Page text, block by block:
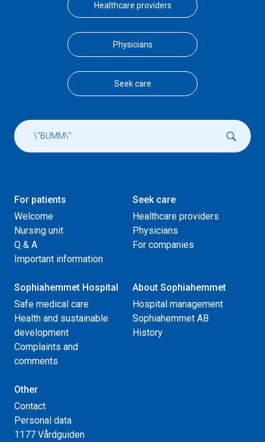
Healthcare providers
Physicians
Seek care
For patients
Welcome
Nursing unit
Q & A
Important information
Seek care
Healthcare providers
Physicians
For companies
Sophiahemmet Hospital
Safe medical care
Health and sustainable
development
Complaints and
comments
About Sophiahemmet
Hospital management
Sophiahemmet AB
History
Other
Contact
Personal data
1177 Vårdguiden